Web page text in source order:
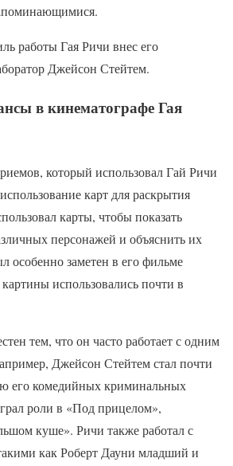
работы Гая Ричи внес его
Джейсон Стейтем.
в кинематографе Гая
который использовал Гай Ричи
карт для раскрытия
карты, чтобы показать
персонажей и объяснить их
особенно заметен в его фильме
использовались почти в
тем, что он часто работает с одним
Джейсон Стейтем стал почти
его комедийных криминальных
роли в «Под прицелом»,
куше». Ричи также работал с
как Роберт Дауни младший и